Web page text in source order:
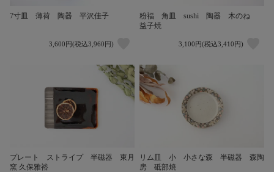
7寸皿 薄荷 陶器 平沢佳子
3,600円(税込3,960円)
粉福 角皿 sushi 陶器 木のね
益子焼
3,100円(税込3,410円)
プレート ストライプ 半磁器 東月
窯 久保雅裕
リム皿 小 小さな森 半磁器 森陶
房 砥部焼